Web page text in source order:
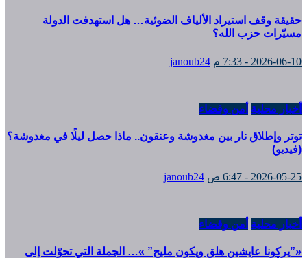
حقيقة وقف استيراد الألياف الضوئية… هل استهدفت الدولة
مسيّرات حزب الله؟
2026-06-10 - 7:33 م janoub24
أخبار محلية أمن وقضاء
توتر وإطلاق نار بين مغدوشة وعنقون.. ماذا حصل ليلًا في مغدوشة؟
(فيديو)
2026-05-25 - 6:47 ص janoub24
أخبار محلية أمن وقضاء
«”يركونا عايشين هلق ويكون مليح” »… الجملة التي تحوّلت إلى